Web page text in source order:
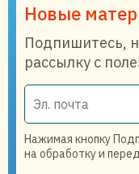
Новые
Подпишитесь,
рассылку с
Нажимая кнопку
на обработку и